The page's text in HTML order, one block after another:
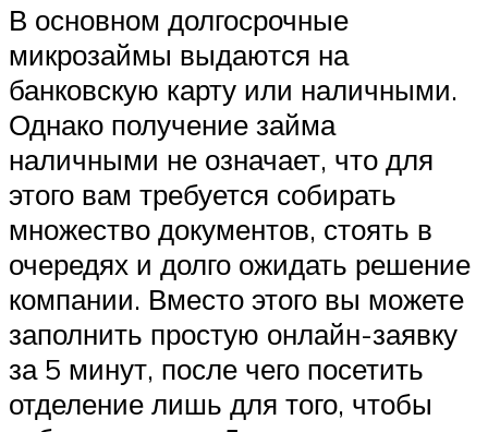
В основном долгосрочные
микрозаймы выдаются на
банковскую карту или наличными.
Однако получение займа
наличными не означает, что для
этого вам требуется собирать
множество документов, стоять в
очередях и долго ожидать решение
компании. Вместо этого вы можете
заполнить простую онлайн-заявку
за 5 минут, после чего посетить
отделение лишь для того, чтобы